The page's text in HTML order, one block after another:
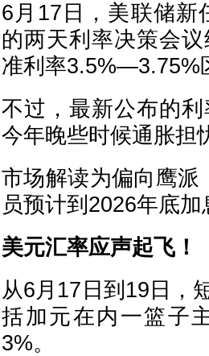
6月17日，美联储新
的两天利率决策会
准利率3.5%—3.75%
不过，最新公布的
今年晚些时候通胀担
市场解读为偏向鹰派
员预计到2026年底加
美元汇率应声起飞！
从6月17日到19日，
括加元在内一篮子
3%。